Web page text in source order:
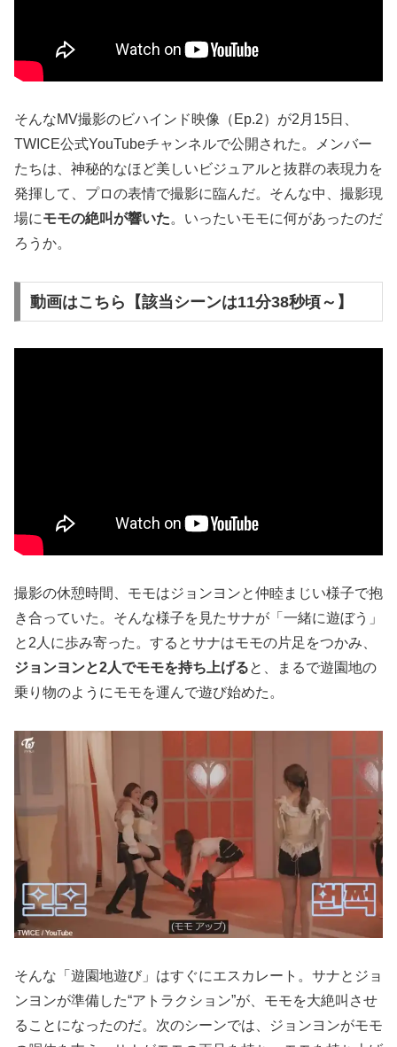
そんなMV撮影のビハインド映像（Ep.2）が2月15日、
TWICE公式YouTubeチャンネルで公開された。メンバー
たちは、神秘的なほど美しいビジュアルと抜群の表現力を
発揮して、プロの表情で撮影に臨んだ。そんな中、撮影現
場にモモの絶叫が響いた。いったいモモに何があったのだ
ろうか。
動画はこちら【該当シーンは11分38秒頃～】
撮影の休憩時間、モモはジョンヨンと仲睦まじい様子で抱
き合っていた。そんな様子を見たサナが「一緒に遊ぼう」
と2人に歩み寄った。するとサナはモモの片足をつかみ、
ジョンヨンと2人でモモを持ち上げると、まるで遊園地の
乗り物のようにモモを運んで遊び始めた。
そんな「遊園地遊び」はすぐにエスカレート。サナとジョ
ンヨンが準備した“アトラクション”が、モモを大絶叫させ
ることになったのだ。次のシーンでは、ジョンヨンがモモ